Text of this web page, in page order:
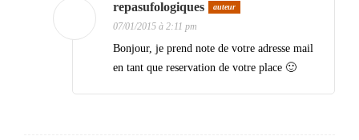
repasufologiques auteur
07/01/2015 à 2:11 pm
Bonjour, je prend note de votre adresse mail
en tant que reservation de votre place 🙂